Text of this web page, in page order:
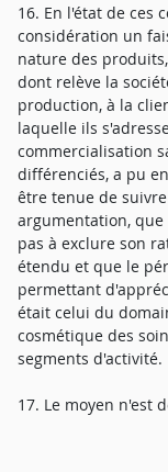
16. En l'état de ces
considération un
nature des
dont relève la
production, à la
laquelle ils
commercialisation
différenciés, a pu
être tenue de
argumentation,
pas à exclure son
étendu et que le
permettant
était celui du
cosmétique des
segments d'activité.
17. Le moyen n'est